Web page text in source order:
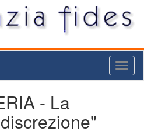
- La